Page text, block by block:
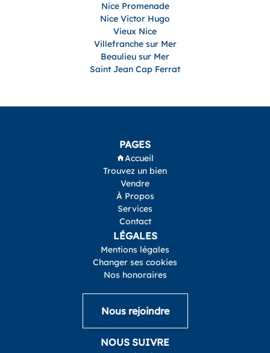
Nice Promenade
Nice Victor Hugo
Vieux Nice
Villefranche sur Mer
Beaulieu sur Mer
Saint Jean Cap Ferrat
PAGES
Accueil
Trouvez un bien
Vendre
À Propos
Services
Contact
LÉGALES
Mentions légales
Changer ses cookies
Nos honoraires
Nous rejoindre
NOUS SUIVRE